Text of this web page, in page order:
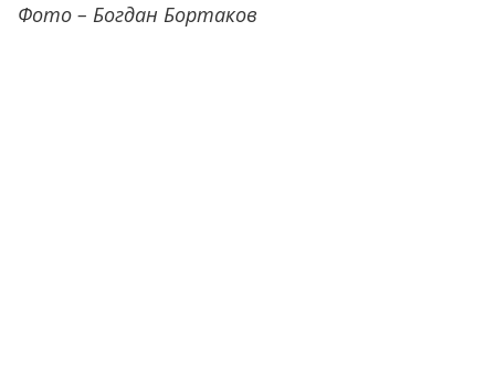
Фото – Богдан Бортаков